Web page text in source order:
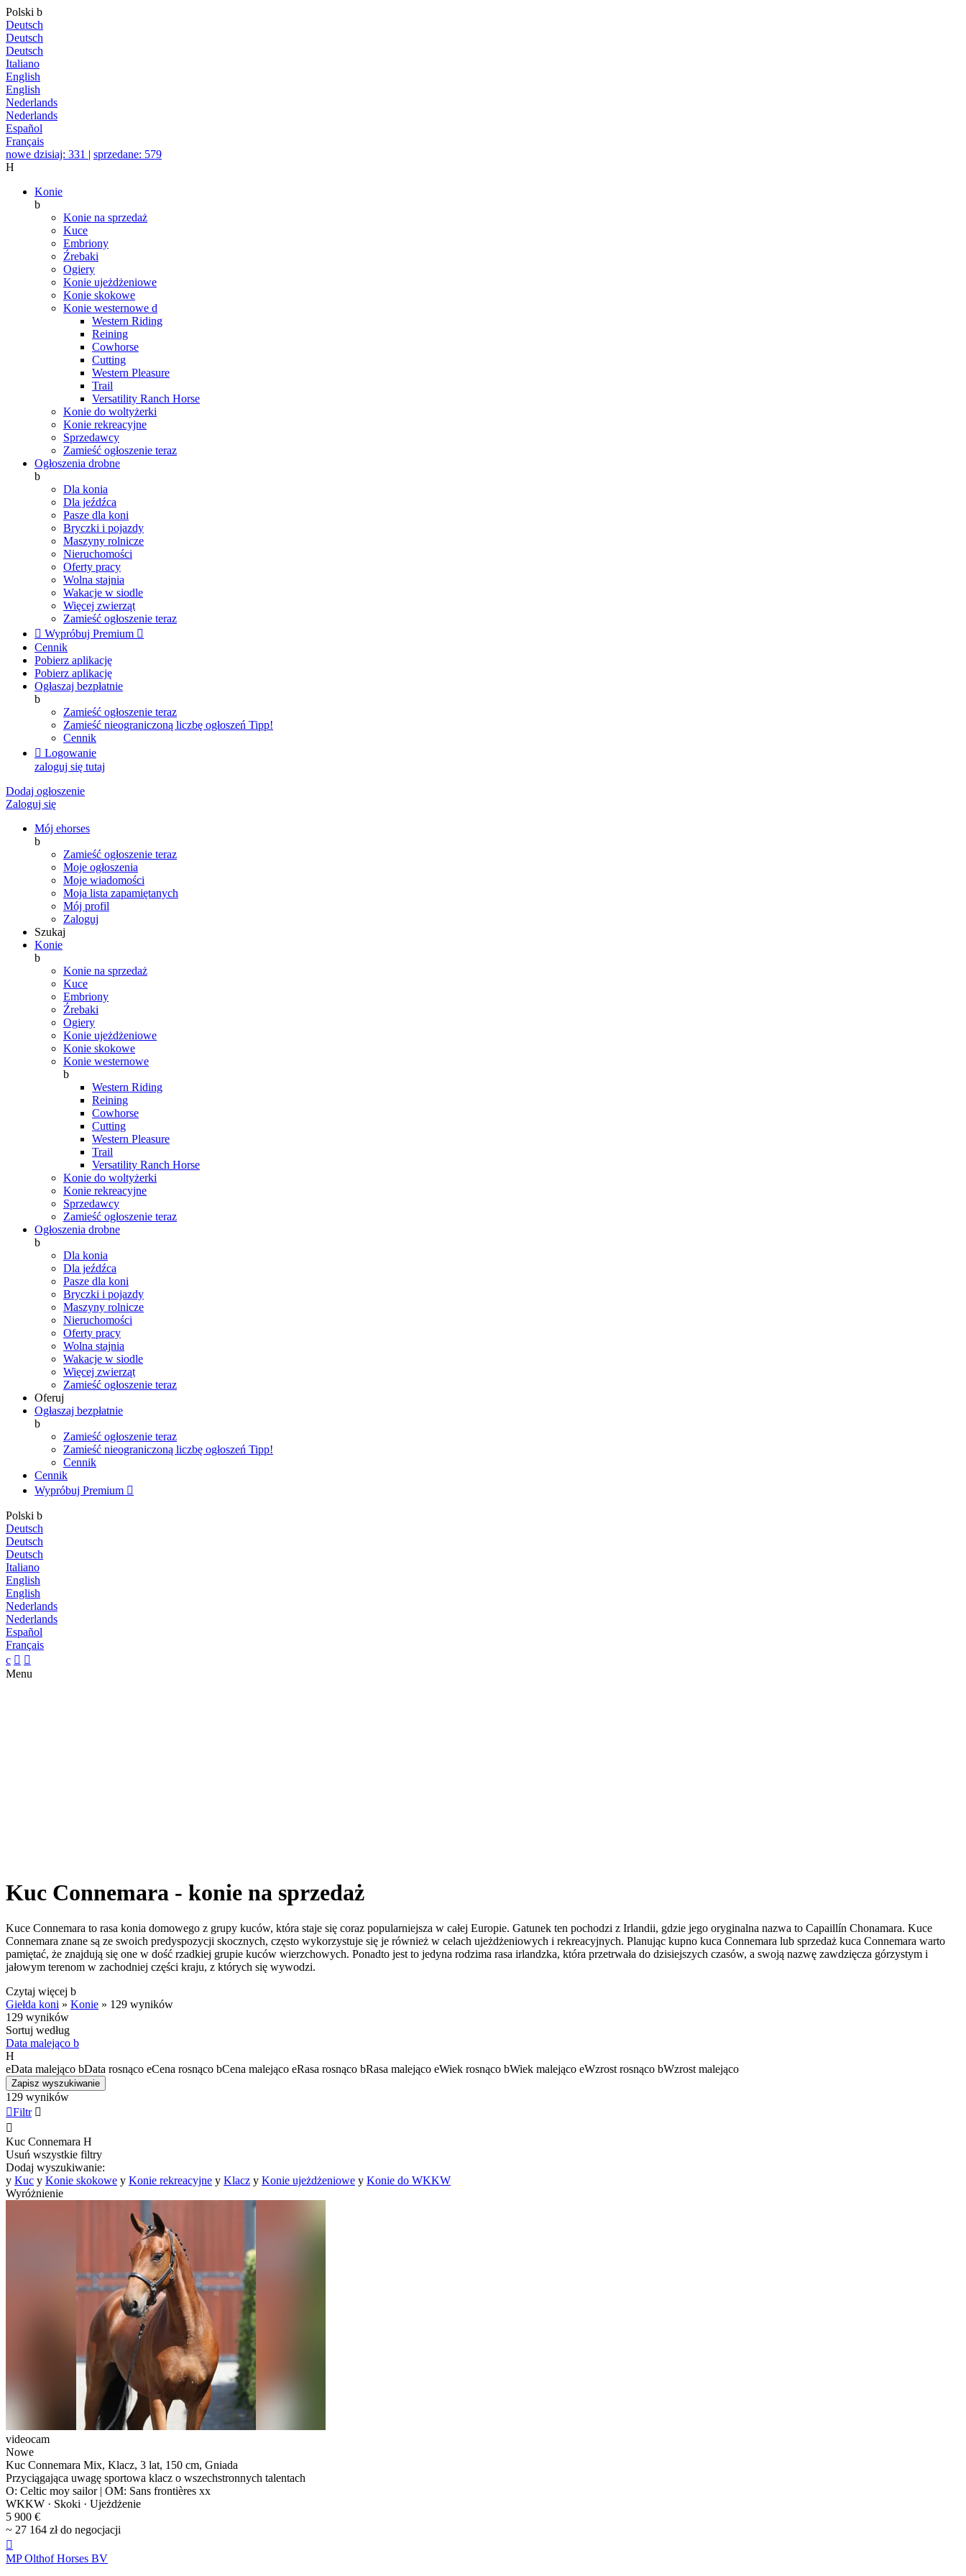
Polski b
Deutsch
Deutsch
Deutsch
Italiano
English
English
Nederlands
Nederlands
Español
Français
nowe dzisiaj: 331 | sprzedane: 579
H
Konie
b
Konie na sprzedaż
Kuce
Embriony
Źrebaki
Ogiery
Konie ujeżdżeniowe
Konie skokowe
Konie westernowe d
Western Riding
Reining
Cowhorse
Cutting
Western Pleasure
Trail
Versatility Ranch Horse
Konie do woltyżerki
Konie rekreacyjne
Sprzedawcy
Zamieść ogłoszenie teraz
Ogłoszenia drobne
b
Dla konia
Dla jeźdźca
Pasze dla koni
Bryczki i pojazdy
Maszyny rolnicze
Nieruchomości
Oferty pracy
Wolna stajnia
Wakacje w siodle
Więcej zwierząt
Zamieść ogłoszenie teraz
 Wypróbuj Premium 
Cennik
Pobierz aplikację
Pobierz aplikację
Ogłaszaj bezpłatnie
b
Zamieść ogłoszenie teraz
Zamieść nieograniczoną liczbę ogłoszeń Tipp!
Cennik
 Logowanie
zaloguj się tutaj
Dodaj ogłoszenie
Zaloguj się
Mój ehorses
b
Zamieść ogłoszenie teraz
Moje ogłoszenia
Moje wiadomości
Moja lista zapamiętanych
Mój profil
Zaloguj
Szukaj
Konie
b
Konie na sprzedaż
Kuce
Embriony
Źrebaki
Ogiery
Konie ujeżdżeniowe
Konie skokowe
Konie westernowe
b
Western Riding
Reining
Cowhorse
Cutting
Western Pleasure
Trail
Versatility Ranch Horse
Konie do woltyżerki
Konie rekreacyjne
Sprzedawcy
Zamieść ogłoszenie teraz
Ogłoszenia drobne
b
Dla konia
Dla jeźdźca
Pasze dla koni
Bryczki i pojazdy
Maszyny rolnicze
Nieruchomości
Oferty pracy
Wolna stajnia
Wakacje w siodle
Więcej zwierząt
Zamieść ogłoszenie teraz
Oferuj
Ogłaszaj bezpłatnie
b
Zamieść ogłoszenie teraz
Zamieść nieograniczoną liczbę ogłoszeń Tipp!
Cennik
Cennik
Wypróbuj Premium 
Polski b
Deutsch
Deutsch
Deutsch
Italiano
English
English
Nederlands
Nederlands
Español
Français
c  
Menu
Kuc Connemara - konie na sprzedaż
Kuce Connemara to rasa konia domowego z grupy kuców, która staje się coraz popularniejsza w całej Europie. Gatunek ten pochodzi z Irlandii, gdzie jego oryginalna nazwa to Capaillín Chonamara. Kuce
Connemara znane są ze swoich predyspozycji skocznych, często wykorzystuje się je również w celach ujeżdżeniowych i rekreacyjnych. Planując kupno kuca Connemara lub sprzedaż kuca Connemara warto
pamiętać, że znajdują się one w dość rzadkiej grupie kuców wierzchowych. Ponadto jest to jedyna rodzima rasa irlandzka, która przetrwała do dzisiejszych czasów, a swoją nazwę zawdzięcza górzystym i
jałowym terenom w zachodniej części kraju, z których się wywodzi.
Czytaj więcej b
Giełda koni » Konie » 129 wyników
129 wyników
Sortuj według
Data malejąco b
H
eData malejąco bData rosnąco eCena rosnąco bCena malejąco eRasa rosnąco bRasa malejąco eWiek rosnąco bWiek malejąco eWzrost rosnąco bWzrost malejąco
Zapisz wyszukiwanie
129 wyników
Filtr 

Kuc Connemara H
Usuń wszystkie filtry
Dodaj wyszukiwanie:
y Kuc y Konie skokowe y Konie rekreacyjne y Klacz y Konie ujeżdżeniowe y Konie do WKKW
Wyróżnienie
videocam
Nowe
Kuc Connemara Mix, Klacz, 3 lat, 150 cm, Gniada
Przyciągająca uwagę sportowa klacz o wszechstronnych talentach
O: Celtic moy sailor | OM: Sans frontières xx
WKKW · Skoki · Ujeżdżenie
5 900 €
~ 27 164 zł do negocjacji

MP Olthof Horses BV